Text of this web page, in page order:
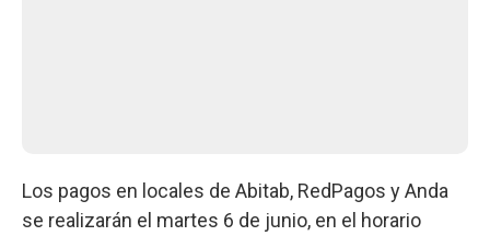
Los pagos en locales de Abitab, RedPagos y Anda
se realizarán el martes 6 de junio, en el horario